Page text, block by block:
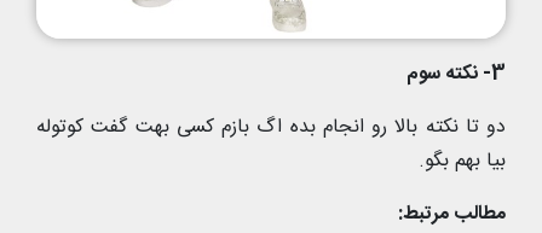
3- نکته سوم
دو تا نکته بالا رو انجام بده اگ بازم کسی بهت گفت کوتوله
بیا بهم بگو.
مطالب مرتبط: